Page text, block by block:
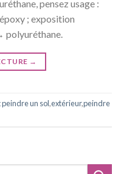
pensez usage :
; exposition
polyuréthane.
→
un sol,extérieur,peindre